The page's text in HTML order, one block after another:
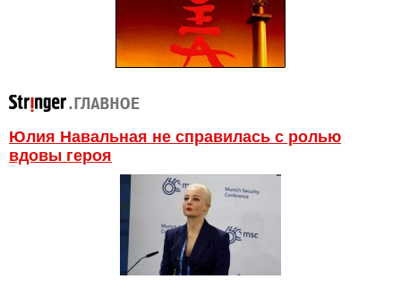
Юлия Навальная не справилась с ролью
вдовы героя